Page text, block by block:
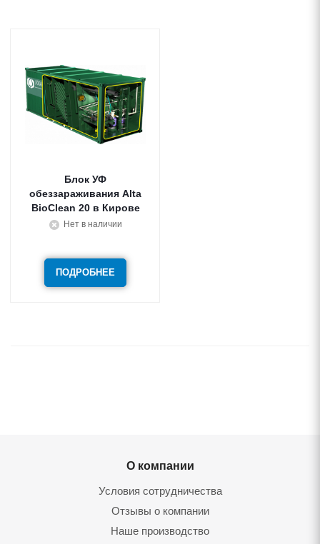
Блок УФ
обеззараживания Alta
BioClean 20 в Кирове
Нет в наличии
ПОДРОБНЕЕ
О компании
Условия сотрудничества
Отзывы о компании
Наше производство